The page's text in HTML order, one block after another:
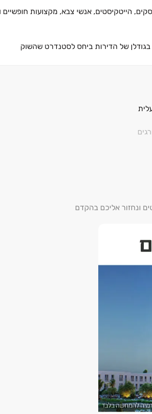
הייטקיסטים, אנשי צבא, מקצועות חופשיים
של הדירות ביחס לסטנדרט שהשוק
וניצול מרבי של החלל בכל
בית כנסת, שירותי קהילה שונים,
הפרויקט, לפארק הנחל שהוקם בהשקעת
ונחזור אליכם בהקדם